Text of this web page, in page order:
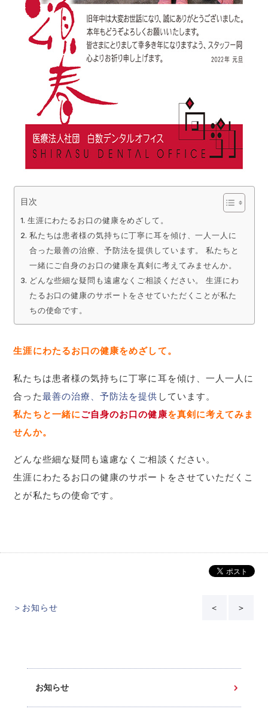
目次
生涯にわたるお口の健康をめざして。
私たちは患者様の気持ちに丁寧に耳を傾け、一人一人に
合った最善の治療、予防法を提供しています。 私たちと
一緒にご自身のお口の健康を真剣に考えてみませんか。
どんな些細な疑問も遠慮なくご相談ください。 生涯にわ
たるお口の健康のサポートをさせていただくことが私た
ちの使命です。
生涯にわたるお口の健康をめざして。
私たちは患者様の気持ちに丁寧に耳を傾け、一人一人に
合った最善の治療、予防法を提供 しています。
私たちと一緒にご自身のお口の健康を真剣に考えてみま
せんか。
どんな些細な疑問も遠慮なくご相談ください。
生涯にわたるお口の健康のサポートをさせていただくこ
とが私たちの使命です。
＞お知らせ ＜ ＞
お知らせ